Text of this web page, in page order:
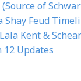
of
Shay Feud
Kent &
12 Updates